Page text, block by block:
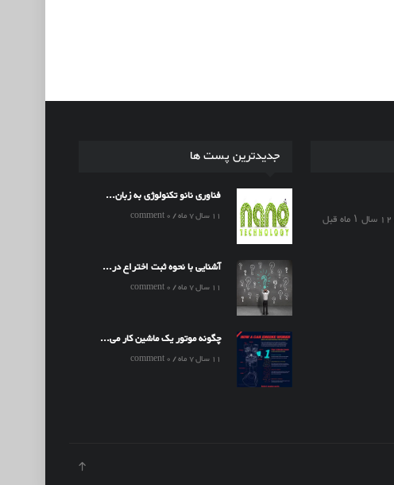
جدیدترین پست ها
فناوری نانو تکنولوژی به زبان...
11 سال 7 ماه / 0 comment
آشنایی با نحوه ثبت اختراع در...
11 سال 7 ماه / 0 comment
چگونه موتور یک ماشین کار می...
11 سال 7 ماه / 0 comment
12 سال ۱ ماه قبل